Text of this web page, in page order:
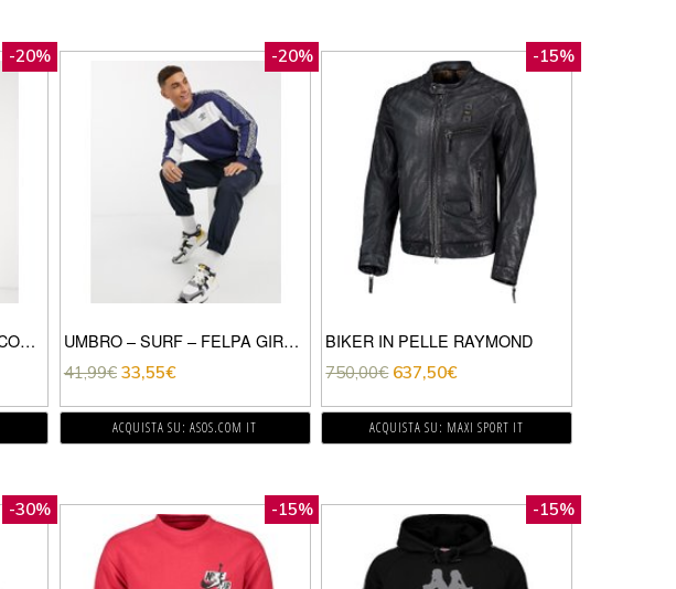
-20%
NIKE – FELPA OVERSIZE CON CAPPUCCIO E LOGO NIKE METALLICO COLOR BLOCK PASTELLO-MULTICOLORE
-20%
UMBRO – SURF – FELPA GIROCOLLO BLU NAVY
41,99€ 33,55€
ACQUISTA SU: ASOS.COM IT
-15%
BIKER IN PELLE RAYMOND
750,00€ 637,50€
ACQUISTA SU: MAXI SPORT IT
-30% -15% -15%